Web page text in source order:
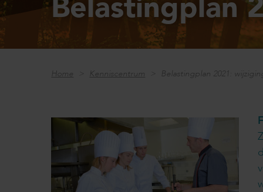
Home Kenniscentrum Belastingplan 2021: